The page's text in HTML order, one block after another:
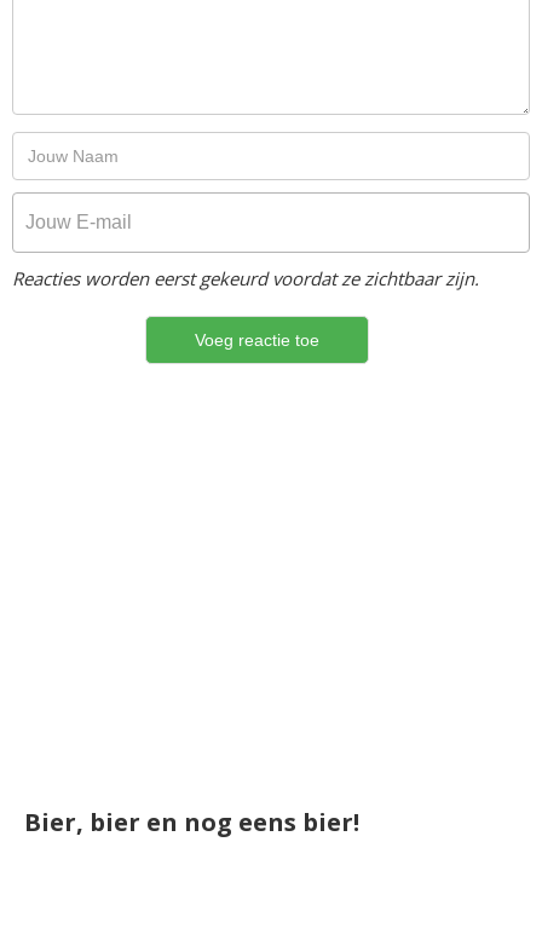
Reacties worden eerst gekeurd voordat ze zichtbaar zijn.
Bier, bier en nog eens bier!